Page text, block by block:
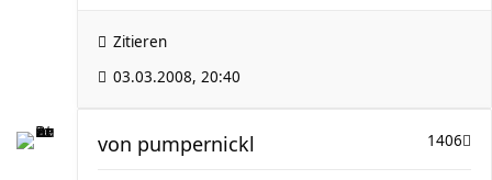
Zitieren
03.03.2008, 20:40
1406
von pumpernickl